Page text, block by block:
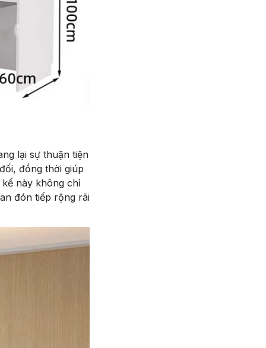
lại sự thuận tiện
đồng thời giúp
này không chỉ
đón tiếp rộng rãi